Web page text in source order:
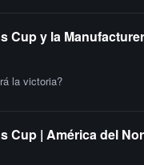
Cup y la
la victoria?
Cup | América del